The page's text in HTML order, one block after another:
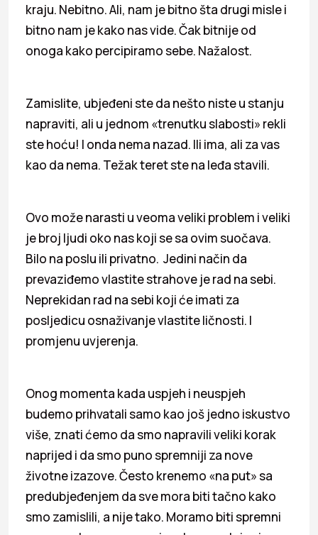
kraju. Nebitno. Ali, nam je bitno šta drugi misle i
bitno nam je kako nas vide. Čak bitnije od
onoga kako percipiramo sebe. Nažalost.
Zamislite, ubjeđeni ste da nešto niste u stanju
napraviti, ali u jednom «trenutku slabosti» rekli
ste hoću! I onda nema nazad. Ili ima, ali za vas
kao da nema. Težak teret ste na leđa stavili.
Ovo može narasti u veoma veliki problem i veliki
je broj ljudi oko nas koji se sa ovim suočava.
Bilo na poslu ili privatno. Jedini način da
prevaziđemo vlastite strahove je rad na sebi.
Neprekidan rad na sebi koji će imati za
posljedicu osnaživanje vlastite ličnosti. I
promjenu uvjerenja.
Onog momenta kada uspjeh i neuspjeh
budemo prihvatali samo kao još jedno iskustvo
više, znati ćemo da smo napravili veliki korak
naprijed i da smo puno spremniji za nove
životne izazove. Često krenemo «na put» sa
predubjeđenjem da sve mora biti tačno kako
smo zamislili, a nije tako. Moramo biti spremni